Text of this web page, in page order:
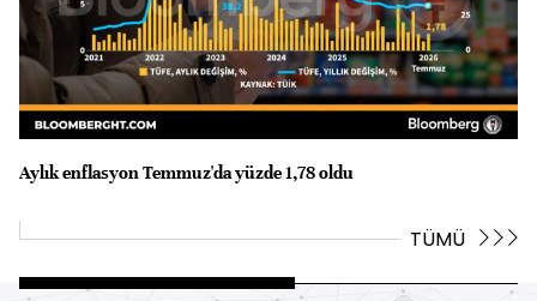
Aylık enflasyon Temmuz'da yüzde 1,78 oldu
TÜMÜ